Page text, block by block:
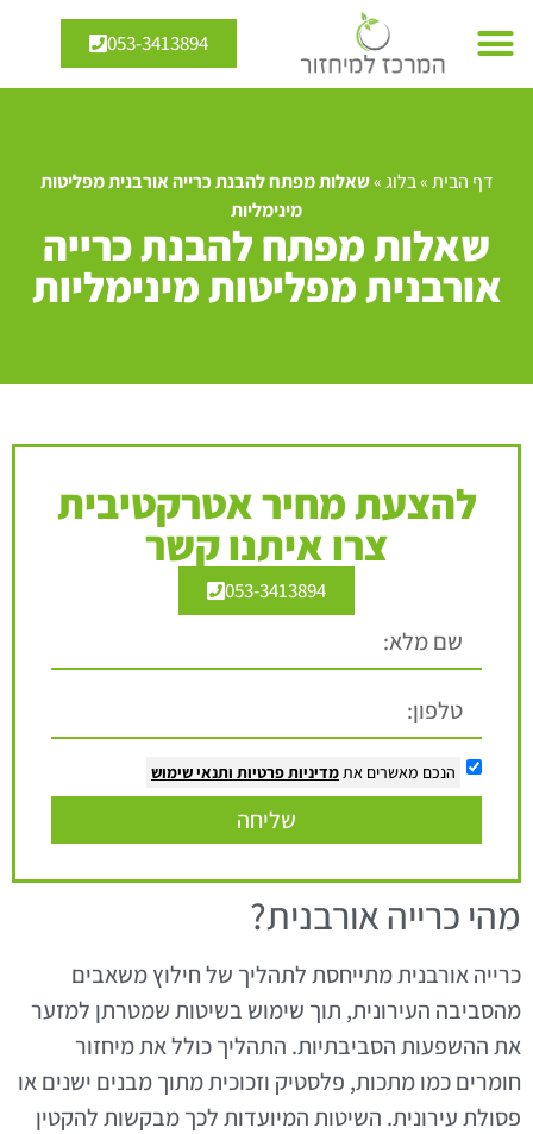
053-3413894
דף הבית»בלוג»שאלות מפתח להבנת כרייה אורבנית מפליטות
מינימליות
שאלות מפתח להבנת כרייה
אורבנית מפליטות מינימליות
להצעת מחיר אטרקטיבית
צרו איתנו קשר
053-3413894
הנכם מאשרים את מדיניות פרטיות ותנאי שימוש
שליחה
מהי כרייה אורבנית?
כרייה אורבנית מתייחסת לתהליך של חילוץ משאבים
מהסביבה העירונית, תוך שימוש בשיטות שמטרתן למזער
את ההשפעות הסביבתיות. התהליך כולל את מיחזור
חומרים כמו מתכות, פלסטיק וזכוכית מתוך מבנים ישנים או
פסולת עירונית. השיטות המיועדות לכך מבקשות להקטין